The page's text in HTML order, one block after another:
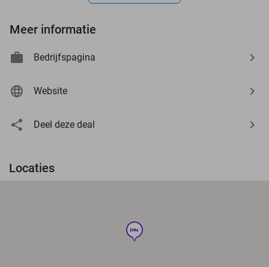
Meer informatie
Bedrijfspagina
Website
Deel deze deal
Locaties
hotel